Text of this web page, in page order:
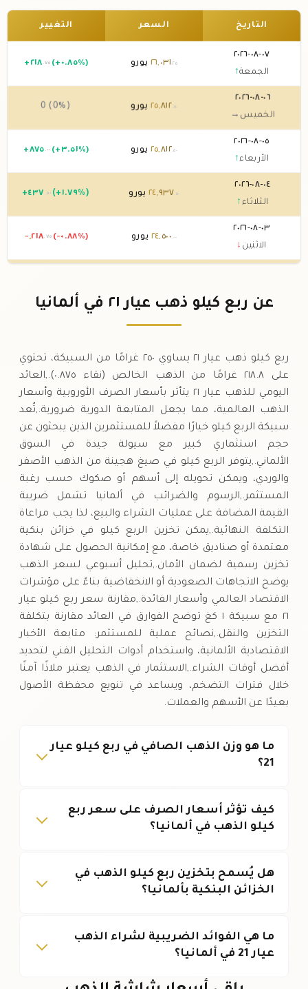
التاريخ السعر التغيير
٠٧-٠٨-٢٠٢٦
الجمعة↑
٢٦,٠٣١ .٢٥ يورو + ٢١٨ .٧٥ (+٠.٨٥%)
٠٦-٠٨-٢٠٢٦
الخميس →
٢٥,٨١٢ .٥٠ يورو 0 (0%)
٠٥-٠٨-٢٠٢٦
الأربعاء↑
٢٥,٨١٢.٥٠ يورو +٨٧٥ .٠٠ (+٣.٥١%)
٠٤-٠٨-٢٠٢٦
الثلاثاء ↑
٢٤,٩٣٧ .٥٠ يورو +٤٣٧ .٥٠ (+١.٧٩%)
٠٣-٠٨-٢٠٢٦
الاثنين ↓
٢٤,٥٠٠ .٠٠ يورو -,٢١٨ .٧٥ (-٠.٨٨%)
٢٤,٧١٨.٧٥ يورو
عن ربع كيلو ذهب عيار ٢١ في ألمانيا
ربع كيلو ذهب عيار ٢١ يساوي ٢٥٠ غرامًا من السبيكة، تحتوي
على ٢١٨.٨ غرامًا من الذهب الخالص (نقاء ٠.٨٧٥).,العائد
اليومي للذهب عيار ٢١ يتأثر بأسعار الصرف الأوروبية وأسعار
الذهب العالمية، مما يجعل المتابعة الدورية ضرورية.,تُعد
سبيكة الربع كيلو خيارًا مفضلاً للمستثمرين الذين يبحثون عن
حجم استثماري كبير مع سيولة جيدة في السوق
الألماني.,يتوفر الربع كيلو في صيغ هجينة من الذهب الأصفر
والوردي، ويمكن تحويله إلى أسهم أو صكوك حسب رغبة
المستثمر.,الرسوم والضرائب في ألمانيا تشمل ضريبة
القيمة المضافة على عمليات الشراء والبيع، لذا يجب مراعاة
التكلفة النهائية.,يمكن تخزين الربع كيلو في خزائن بنكية
معتمدة أو صناديق خاصة، مع إمكانية الحصول على شهادة
تخزين رسمية لضمان الأمان.,تحليل أسبوعي لسعر الذهب
يوضح الاتجاهات الصعودية أو الانخفاضية بناءً على مؤشرات
الاقتصاد العالمي وأسعار الفائدة.,مقارنة سعر ربع كيلو عيار
٢١ مع سبيكة ١ كغ توضح الفوارق في العائد مقارنة بتكلفة
التخزين والنقل.,نصائح عملية للمستثمر: متابعة الأخبار
الاقتصادية الألمانية، واستخدام أدوات التحليل الفني لتحديد
أفضل أوقات الشراء.,الاستثمار في الذهب يعتبر ملاذًا آمنًا
خلال فترات التضخم، ويساعد في تنويع محفظة الأصول
بعيدًا عن الأسهم والعملات.
ما هو وزن الذهب الصافي في ربع كيلو عيار
21؟
كيف تؤثر أسعار الصرف على سعر ربع
كيلو الذهب في ألمانيا؟
هل يُسمح بتخزين ربع كيلو الذهب في
الخزائن البنكية بألمانيا؟
ما هي الفوائد الضريبية لشراء الذهب
عيار 21 في ألمانيا؟